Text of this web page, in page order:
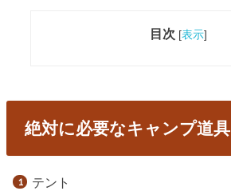
目次 [表示]
絶対に必要なキャンプ道具
テント